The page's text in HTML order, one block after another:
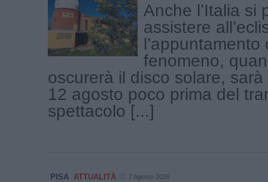
Anche l’Italia si
assistere
l’appuntamento
fenomeno,
oscurerà il disco solare,
12 agosto poco prima del
spettacolo [...]
PISA ATTUALITÀ 7 Agosto 2026